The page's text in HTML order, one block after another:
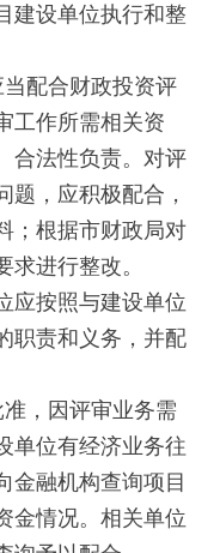
建设单位执行和整
配合财政投资评
工作所需相关资
合法性负责。对评
题，应积极配合，
；根据市财政局对
进行整改。
按照与建设单位
职责和义务，并配
，因评审业务需
单位有经济业务往
金融机构查询项目
金情况。相关单位